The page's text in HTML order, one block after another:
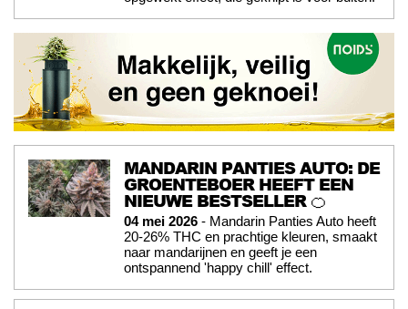
MANDARIN PANTIES AUTO: DE
GROENTEBOER HEEFT EEN
NIEUWE BESTSELLER 🍊
04 mei 2026 - Mandarin Panties Auto heeft
20-26% THC en prachtige kleuren, smaakt
naar mandarijnen en geeft je een
ontspannend 'happy chill' effect.